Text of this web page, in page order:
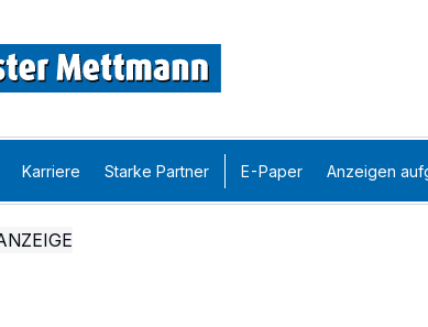
Karriere Starke Partner E-Paper Anzeigen